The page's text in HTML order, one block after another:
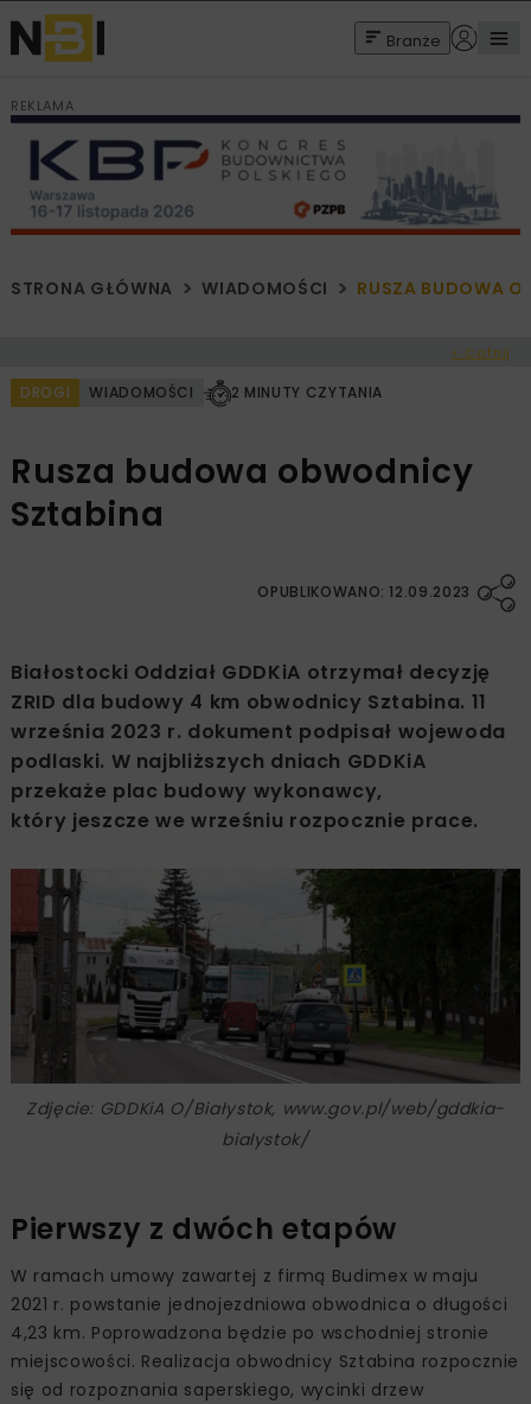
Branże
REKLAMA
STRONA GŁÓWNA WIADOMOŚCI RUSZA BUDOWA
< Cofnij
DROGI WIADOMOŚCI 2 MINUTY CZYTANIA
Rusza budowa obwodnicy
Sztabina
OPUBLIKOWANO: 12.09.2023
Białostocki Oddział GDDKiA otrzymał decyzję
ZRID dla budowy 4 km obwodnicy Sztabina. 11
września 2023 r. dokument podpisał wojewoda
podlaski. W najbliższych dniach GDDKiA
przekaże plac budowy wykonawcy,
który jeszcze we wrześniu rozpocznie prace.
Zdjęcie: GDDKiA O/Białystok, www.gov.pl/web/gddkia-
bialystok/
Pierwszy z dwóch etapów
W ramach umowy zawartej z firmą Budimex w maju
2021 r. powstanie jednojezdniowa obwodnica o długości
4,23 km. Poprowadzona będzie po wschodniej stronie
miejscowości. Realizacja obwodnicy Sztabina rozpocznie
się od rozpoznania saperskiego, wycinki drzew